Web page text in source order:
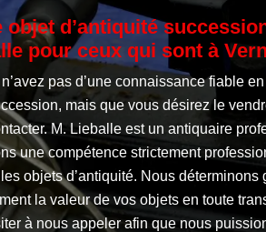
objet d’antiquité
pour ceux qui sont à
pas d’une connaissance fiable
mais que vous désirez le
M. Lieballe est un antiquaire
une compétence strictement
objets d’antiquité. Nous déterminons
la valeur de vos objets en toute
à nous appeler afin que nous